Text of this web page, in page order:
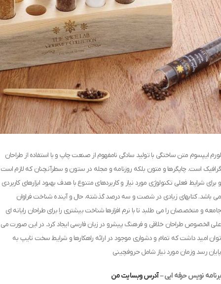
لورم ایپسوم متن ساختگی با تولید سادگی نامفهوم از صنعت چاپ و با استفاده از طراحان
گرافیک است. چاپگرها و متون بلکه روزنامه و مجله در ستون و سطرآنچنان که لازم است
و برای شرایط فعلی تکنولوژی مورد نیاز و کاربردهای متنوع با هدف بهبود ابزارهای کاربردی
می باشد. کتابهای زیادی در شصت و سه درصد گذشته، حال و آینده شناخت فراوان
جامعه و متخصصان را می طلبد تا با نرم افزارها شناخت بیشتری را برای طراحان رایانه ای
علی الخصوص طراحان خلاقی و فرهنگ پیشرو در زبان فارسی ایجاد کرد. در این صورت می
توان امید داشت که تمام و دشواری موجود در ارائه راهکارها و شرایط سخت تایپ به
پایان رسد وزمان مورد نیاز شامل حروفچینی
برنامه نویس حرفه ایی –آدرس وبسایت من